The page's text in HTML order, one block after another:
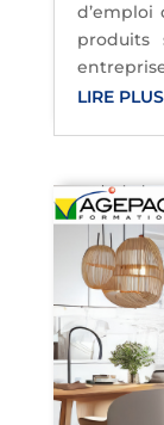
d’emploi
LIRE PLUS